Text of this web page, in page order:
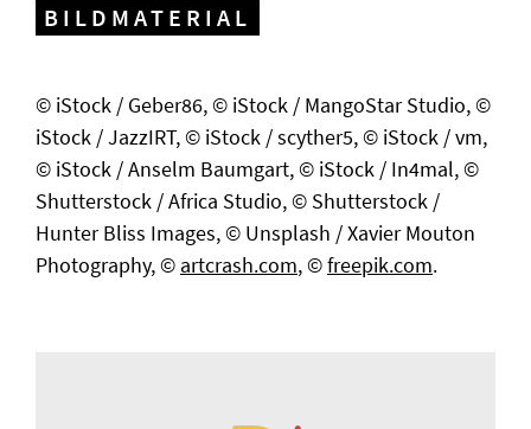
BILDMATERIAL
© iStock / Geber86, © iStock / MangoStar Studio, ©
iStock / JazzIRT, © iStock / scyther5, © iStock / vm,
© iStock / Anselm Baumgart, © iStock / In4mal, ©
Shutterstock / Africa Studio, © Shutterstock /
Hunter Bliss Images, © Unsplash / Xavier Mouton
Photography, © artcrash.com, ©freepik.com.